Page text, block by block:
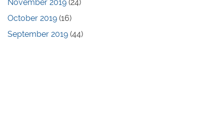
November 2019 (24)
October 2019 (16)
September 2019 (44)